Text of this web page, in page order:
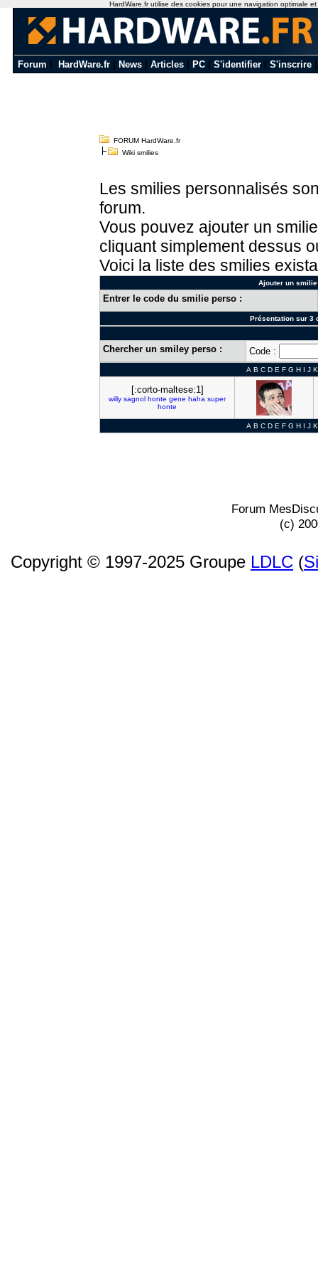
Forum HardWare.fr News Articles PC S'identifier S'inscrire
FORUM HardWare.fr
Wiki smilies
Les smilies personnalisés
forum.
Vous pouvez ajouter un
cliquant simplement dessus
Voici la liste des smilies
Ajouter un
Entrer le code du smilie perso :
Présentation sur 3
Chercher un smiley perso : Code :
A B C D E F G H I J K
[:corto-maltese:1]
willy sagnol honte gene haha super
honte
A B C D E F G H I J K
Forum
(c)
Copyright © 1997-2025 Groupe LDLC (
HardWare.fr utilise des cookies pour une navigation optimale